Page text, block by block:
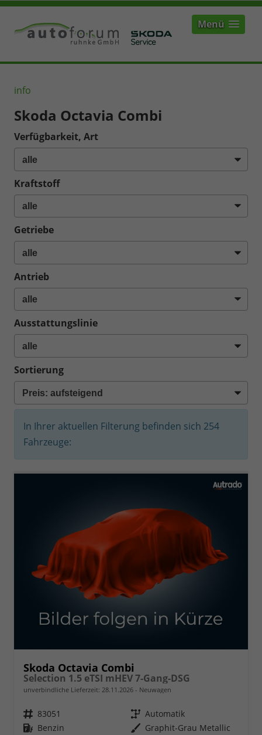
Menü
info
Skoda Octavia Combi
Verfügbarkeit, Art
Kraftstoff
Getriebe
Antrieb
Ausstattungslinie
Sortierung
In Ihrer aktuellen Filterung befinden sich 254
Fahrzeuge:
Skoda Octavia Combi
Selection 1.5 eTSI mHEV 7-Gang-DSG
unverbindliche Lieferzeit: 28.11.2026 Neuwagen
Fahrzeugnr. 83051 Getriebe Automatik
Kraftstoff Benzin Außenfarbe Graphit-Grau Metallic